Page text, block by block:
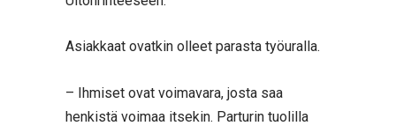
Asiakkaat ovatkin olleet parasta työuralla.
– Ihmiset ovat voimavara, josta saa
henkistä voimaa itsekin. Parturin tuolilla